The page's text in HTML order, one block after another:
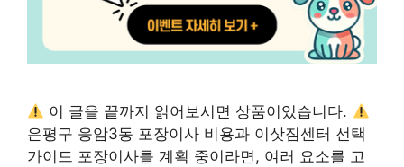
이 글을 끝까지 읽어보시면 상품이있습니다.
은평구 응암3동 포장이사 비용과 이삿짐센터 선택
가이드 포장이사를 계획 중이라면, 여러 요소를 고